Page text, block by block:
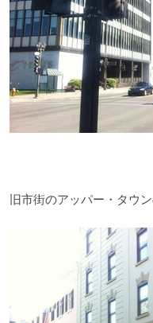
旧市街のアッパー・タウン